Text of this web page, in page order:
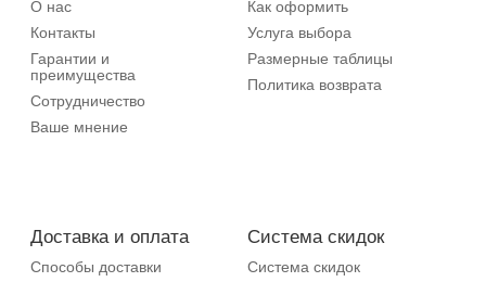
О нас
Контакты
Гарантии и
преимущества
Сотрудничество
Ваше мнение
Как оформить
Услуга выбора
Размерные таблицы
Политика возврата
Доставка и оплата
Способы доставки
Система скидок
Система скидок